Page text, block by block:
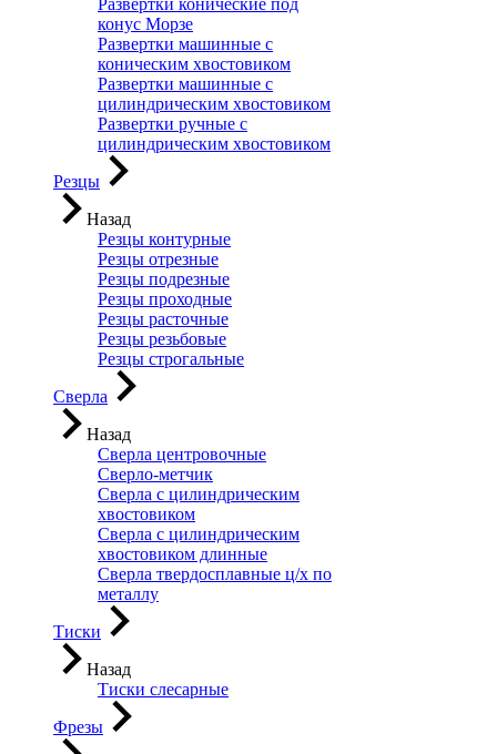
Развертки конические под
конус Морзе
Развертки машинные с
коническим хвостовиком
Развертки машинные с
цилиндрическим хвостовиком
Развертки ручные с
цилиндрическим хвостовиком
Резцы
Назад
Резцы контурные
Резцы отрезные
Резцы подрезные
Резцы проходные
Резцы расточные
Резцы резьбовые
Резцы строгальные
Сверла
Назад
Сверла центровочные
Сверло-метчик
Сверла с цилиндрическим
хвостовиком
Сверла с цилиндрическим
хвостовиком длинные
Сверла твердосплавные ц/х по
металлу
Тиски
Назад
Тиски слесарные
Фрезы